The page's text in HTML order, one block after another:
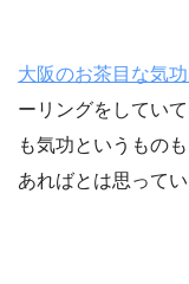
大阪のお茶目な気
ーリングをしていて
も気功というもの
あればとは思って